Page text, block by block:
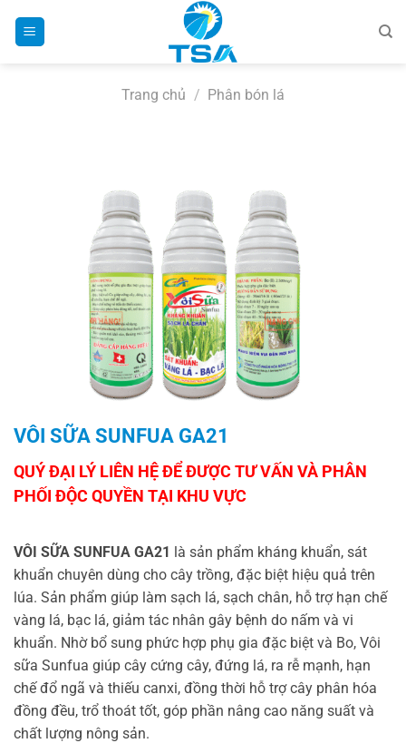
Trang chủ / Phân bón lá
VÔI SỮA SUNFUA GA21
VÔI SỮA SUNFUA GA21
là sản phẩm kháng khuẩn, sát
khuẩn chuyên dùng cho cây trồng, đặc biệt hiệu quả trên
lúa. Sản phẩm giúp làm sạch lá, sạch chân, hỗ trợ hạn chế
vàng lá, bạc lá, giảm tác nhân gây bệnh do nấm và vi
khuẩn. Nhờ bổ sung phức hợp phụ gia đặc biệt và Bo, Vôi
sữa Sunfua giúp cây cứng cây, đứng lá, ra rễ mạnh, hạn
chế đổ ngã và thiếu canxi, đồng thời hỗ trợ cây phân hóa
đồng đều, trổ thoát tốt, góp phần nâng cao năng suất và
chất lượng nông sản.